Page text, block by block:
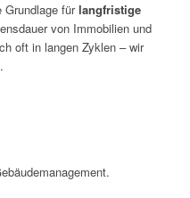
Grundlage fürlangfristige
von Immobilien und
oft in langen Zyklen – wir